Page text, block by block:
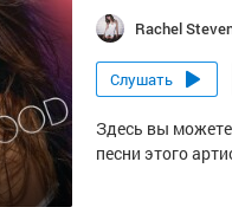
Rachel
Слушать
Здесь вы
песни этого